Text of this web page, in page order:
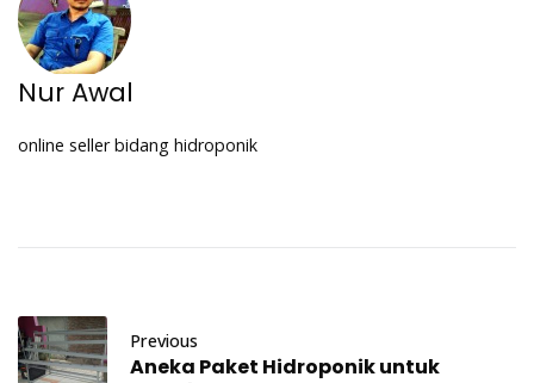
Nur Awal
online seller bidang hidroponik
Previous
Aneka Paket Hidroponik untuk